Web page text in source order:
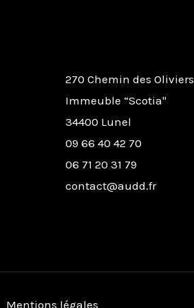
270 Chemin des Oliviers
Immeuble “Scotia"
34400 Lunel
09 66 40 42 70
06 71 20 31 79
contact@audd.fr
Mentions légales